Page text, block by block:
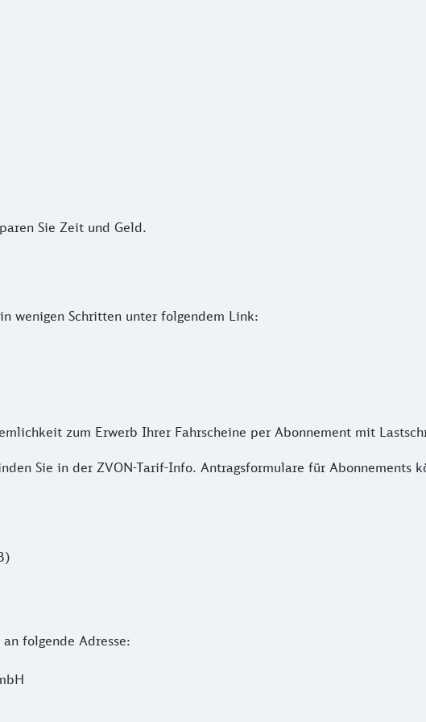
Sie Zeit und Geld.
wenigen Schritten unter folgendem Link:
zum Erwerb Ihrer Fahrscheine per Abonnement mit
Sie in der ZVON-Tarif-Info. Antragsformulare für Abonnements
folgende Adresse: